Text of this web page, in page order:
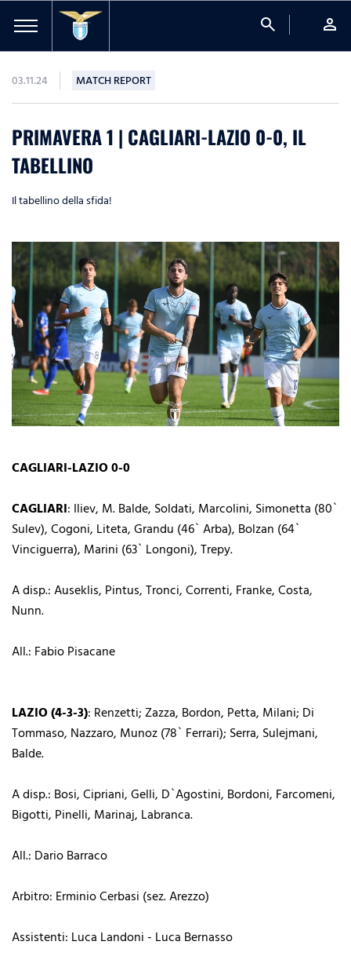
search person
03.11.24 MATCH REPORT
PRIMAVERA 1 | CAGLIARI-LAZIO 0-0, IL
TABELLINO
Il tabellino della sfida!
CAGLIARI-LAZIO 0-0
CAGLIARI: Iliev, M. Balde, Soldati, Marcolini, Simonetta (80`
Sulev), Cogoni, Liteta, Grandu (46` Arba), Bolzan (64`
Vinciguerra), Marini (63` Longoni), Trepy.
A disp.: Auseklis, Pintus, Tronci, Correnti, Franke, Costa,
Nunn.
All.: Fabio Pisacane
LAZIO (4-3-3): Renzetti; Zazza, Bordon, Petta, Milani; Di
Tommaso, Nazzaro, Munoz (78` Ferrari); Serra, Sulejmani,
Balde.
A disp.: Bosi, Cipriani, Gelli, D`Agostini, Bordoni, Farcomeni,
Bigotti, Pinelli, Marinaj, Labranca.
All.: Dario Barraco
Arbitro: Erminio Cerbasi (sez. Arezzo)
Assistenti: Luca Landoni - Luca Bernasso